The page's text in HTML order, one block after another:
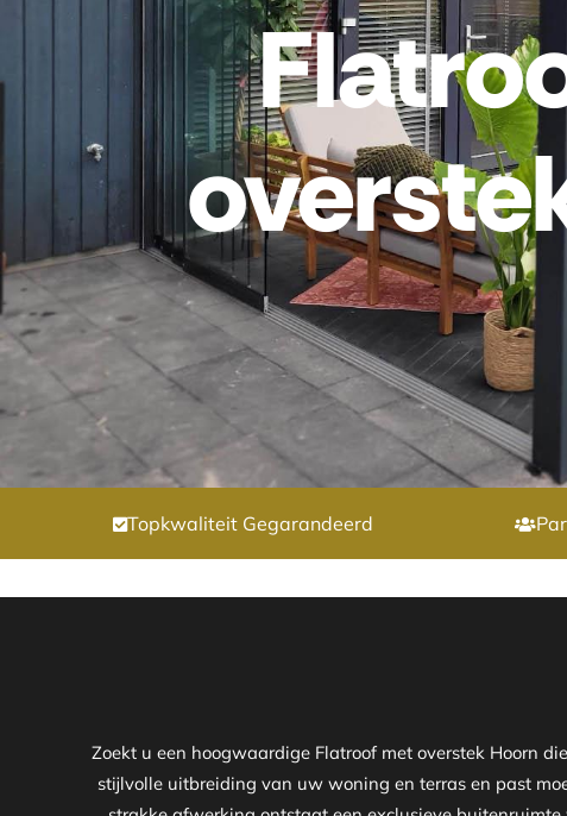
Topkwaliteit Gegarandeerd
Zoekt u een hoogwaardige Flatroof met overstek Hoorn
stijlvolle uitbreiding van uw woning en terras en past